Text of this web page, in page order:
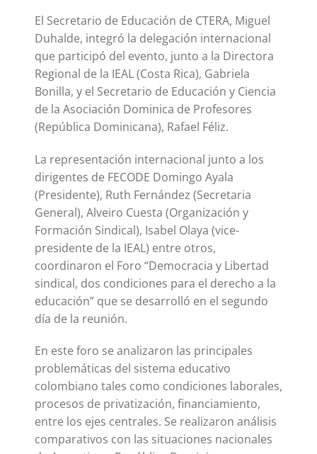
El Secretario de Educación de CTERA, Miguel
Duhalde, integró la delegación internacional
que participó del evento, junto a la Directora
Regional de la IEAL (Costa Rica), Gabriela
Bonilla, y el Secretario de Educación y Ciencia
de la Asociación Dominica de Profesores
(República Dominicana), Rafael Féliz.
La representación internacional junto a los
dirigentes de FECODE Domingo Ayala
(Presidente), Ruth Fernández (Secretaria
General), Alveiro Cuesta (Organización y
Formación Sindical), Isabel Olaya (vice-
presidente de la IEAL) entre otros,
coordinaron el Foro “Democracia y Libertad
sindical, dos condiciones para el derecho a la
educación” que se desarrolló en el segundo
día de la reunión.
En este foro se analizaron las principales
problemáticas del sistema educativo
colombiano tales como condiciones laborales,
procesos de privatización, financiamiento,
entre los ejes centrales. Se realizaron análisis
comparativos con las situaciones nacionales